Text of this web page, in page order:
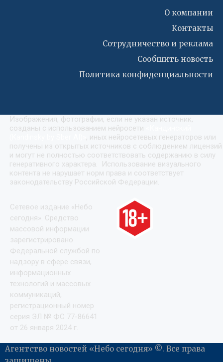
О компании
Контакты
Сотрудничество и реклама
Сообшить новость
Политика конфиденциальности
Изображения, фотографии, если не указан источник,
созданы с использованием нейросети
, иных нейросетевых генераторов или
получены из открытых источников с соблюдением лицензий
и могут не полностью соответствовать содержанию в силу
генеративного характера. Использование визуального
контента не нарушает норм права и соответствует
законодательству Российской Федерации.
Сетевое издание «Небо
сегодня». Средство
массовой информации
зарегистрировано
Федеральной службой по
надзору в сфере связи,
информационных
технологий и массовых
коммуникаций,
регистрационный номер
серия ЭЛ № ФС 77-86641
от 26 января 2024 г.
Агентство новостей «Небо сегодня» ©. Все права